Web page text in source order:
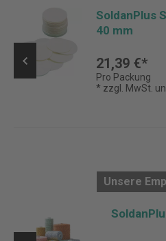
SoldanPlus
40 mm
21,39 €*
Pro Packung
* zzgl. MwSt.
Unsere